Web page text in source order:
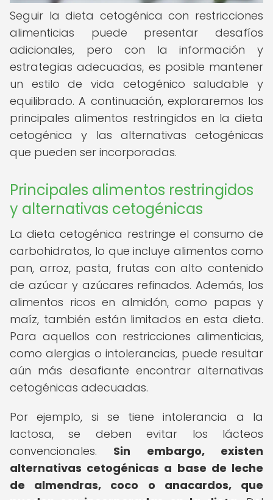
Seguir la dieta cetogénica con restricciones
alimenticias puede presentar desafíos
adicionales, pero con la información y
estrategias adecuadas, es posible mantener
un estilo de vida cetogénico saludable y
equilibrado. A continuación, exploraremos los
principales alimentos restringidos en la dieta
cetogénica y las alternativas cetogénicas
que pueden ser incorporadas.
Principales alimentos restringidos
y alternativas cetogénicas
La dieta cetogénica restringe el consumo de
carbohidratos, lo que incluye alimentos como
pan, arroz, pasta, frutas con alto contenido
de azúcar y azúcares refinados. Además, los
alimentos ricos en almidón, como papas y
maíz, también están limitados en esta dieta.
Para aquellos con restricciones alimenticias,
como alergias o intolerancias, puede resultar
aún más desafiante encontrar alternativas
cetogénicas adecuadas.
Por ejemplo, si se tiene intolerancia a la
lactosa, se deben evitar los lácteos
convencionales. Sin embargo, existen
alternativas cetogénicas a base de leche
de almendras, coco o anacardos, que